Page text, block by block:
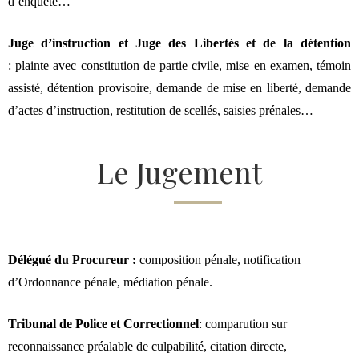
Juge d’instruction et Juge des Libertés et de la détention
:plainte avec constitution de partie civile,mise en examen, témoin
assisté,détention provisoire,demande de mise en liberté, demande
d’actes d’instruction, restitution de scellés, saisies prénales…
Le Jugement
Délégué du Procureur : composition pénale, notification
d’Ordonnance pénale, médiation pénale.
Tribunal de Police et Correctionnel: comparution sur
reconnaissance préalable de culpabilité, citation directe,